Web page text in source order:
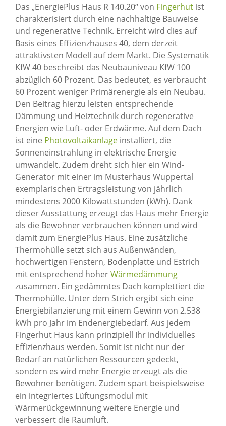
Das „EnergiePlus Haus R 140.20“ von Fingerhut ist
charakterisiert durch eine nachhaltige Bauweise
und regenerative Technik. Erreicht wird dies auf
Basis eines Effizienzhauses 40, dem derzeit
attraktivsten Modell auf dem Markt. Die Systematik
KfW 40 beschreibt das Neubauniveau KfW 100
abzüglich 60 Prozent. Das bedeutet, es verbraucht
60 Prozent weniger Primärenergie als ein Neubau.
Den Beitrag hierzu leisten entsprechende
Dämmung und Heiztechnik durch regenerative
Energien wie Luft- oder Erdwärme. Auf dem Dach
ist eine Photovoltaikanlage installiert, die
Sonneneinstrahlung in elektrische Energie
umwandelt. Zudem dreht sich hier ein Wind-
Generator mit einer im Musterhaus Wuppertal
exemplarischen Ertragsleistung von jährlich
mindestens 2000 Kilowattstunden (kWh). Dank
dieser Ausstattung erzeugt das Haus mehr Energie
als die Bewohner verbrauchen können und wird
damit zum EnergiePlus Haus. Eine zusätzliche
Thermohülle setzt sich aus Außenwänden,
hochwertigen Fenstern, Bodenplatte und Estrich
mit entsprechend hoherWärmedämmung
zusammen. Ein gedämmtes Dach komplettiert die
Thermohülle. Unter dem Strich ergibt sich eine
Energiebilanzierung mit einem Gewinn von 2.538
kWh pro Jahr im Endenergiebedarf. Aus jedem
Fingerhut Haus kann prinzipiell Ihr individuelles
Effizienzhaus werden. Somit ist nicht nur der
Bedarf an natürlichen Ressourcen gedeckt,
sondern es wird mehr Energie erzeugt als die
Bewohner benötigen. Zudem spart beispielsweise
ein integriertes Lüftungsmodul mit
Wärmerückgewinnung weitere Energie und
verbessert die Raumluft.